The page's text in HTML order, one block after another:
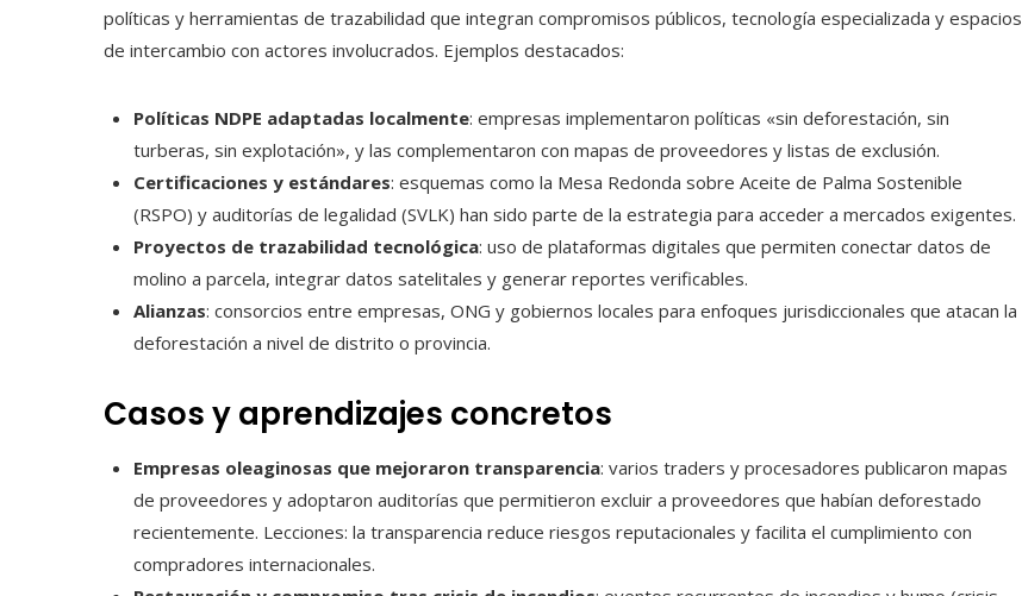
políticas y herramientas de trazabilidad que integran compromisos públicos, tecnología especializada y espacios
de intercambio con actores involucrados. Ejemplos destacados:
Políticas NDPE adaptadas localmente: empresas implementaron políticas «sin deforestación, sin
turberas, sin explotación», y las complementaron con mapas de proveedores y listas de exclusión.
Certificaciones y estándares: esquemas como la Mesa Redonda sobre Aceite de Palma Sostenible
(RSPO) y auditorías de legalidad (SVLK) han sido parte de la estrategia para acceder a mercados exigentes.
Proyectos de trazabilidad tecnológica: uso de plataformas digitales que permiten conectar datos de
molino a parcela, integrar datos satelitales y generar reportes verificables.
Alianzas: consorcios entre empresas, ONG y gobiernos locales para enfoques jurisdiccionales que atacan la
deforestación a nivel de distrito o provincia.
Casos y aprendizajes concretos
Empresas oleaginosas que mejoraron transparencia: varios traders y procesadores publicaron mapas
de proveedores y adoptaron auditorías que permitieron excluir a proveedores que habían deforestado
recientemente. Lecciones: la transparencia reduce riesgos reputacionales y facilita el cumplimiento con
compradores internacionales.